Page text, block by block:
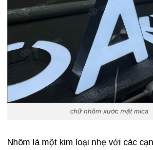
chữ nhôm xước mặt mica
Nhôm là một kim loại nhẹ với các